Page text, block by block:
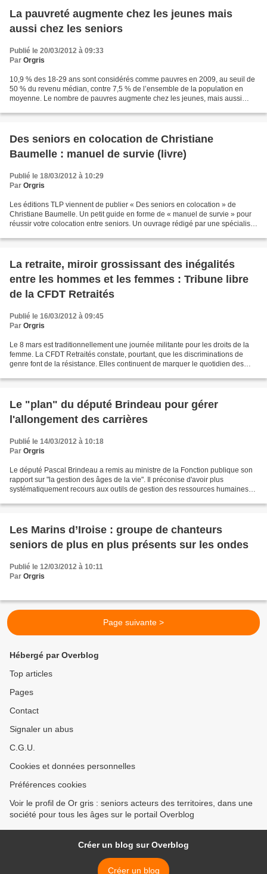
La pauvreté augmente chez les jeunes mais
aussi chez les seniors
Publié le 20/03/2012 à 09:33
Par Orgris
10,9 % des 18-29 ans sont considérés comme pauvres en 2009, au seuil de
50 % du revenu médian, contre 7,5 % de l’ensemble de la population en
moyenne. Le nombre de pauvres augmente chez les jeunes, mais aussi
Des seniors en colocation de Christiane
Baumelle : manuel de survie (livre)
Publié le 18/03/2012 à 10:29
Par Orgris
Les éditions TLP viennent de publier « Des seniors en colocation » de
Christiane Baumelle. Un petit guide en forme de « manuel de survie » pour
réussir votre colocation entre seniors. Un ouvrage rédigé par une spécialiste
La retraite, miroir grossissant des inégalités
entre les hommes et les femmes : Tribune libre
de la CFDT Retraités
Publié le 16/03/2012 à 09:45
Par Orgris
Le 8 mars est traditionnellement une journée militante pour les droits de la
femme. La CFDT Retraités constate, pourtant, que les discriminations de
genre font de la résistance. Elles continuent de marquer le quotidien des
Le "plan" du député Brindeau pour gérer
l'allongement des carrières
Publié le 14/03/2012 à 10:18
Par Orgris
Le député Pascal Brindeau a remis au ministre de la Fonction publique son
rapport sur "la gestion des âges de la vie". Il préconise d'avoir plus
systématiquement recours aux outils de gestion des ressources humaines
Les Marins d’Iroise : groupe de chanteurs
seniors de plus en plus présents sur les ondes
Publié le 12/03/2012 à 10:11
Par Orgris
Page suivante >
Hébergé par Overblog
Top articles
Pages
Contact
Signaler un abus
C.G.U.
Cookies et données personnelles
Préférences cookies
Voir le profil de Or gris : seniors acteurs des territoires, dans une
société pour tous les âges sur le portail Overblog
Créer un blog sur Overblog
Créer un blog